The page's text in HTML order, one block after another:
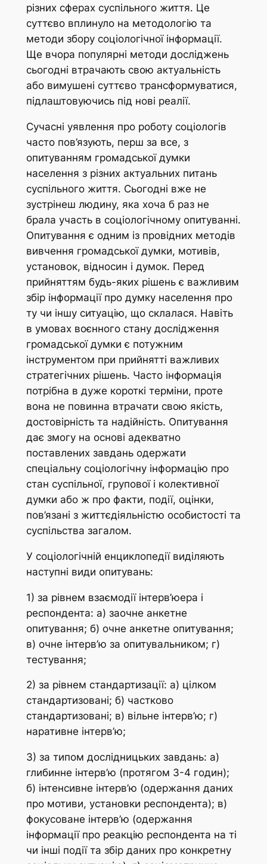
різних сферах суспільного життя. Це
суттєво вплинуло на методологію та
методи збору соціологічної інформації.
Ще вчора популярні методи досліджень
сьогодні втрачають свою актуальність
або вимушені суттєво трансформуватися,
підлаштовуючись під нові реалії.
Сучасні уявлення про роботу соціологів
часто пов’язують, перш за все, з
опитуванням громадської думки
населення з різних актуальних питань
суспільного життя. Сьогодні вже не
зустрінеш людину, яка хоча б раз не
брала участь в соціологічному опитуванні.
Опитування є одним із провідних методів
вивчення громадської думки, мотивів,
установок, відносин і думок. Перед
прийняттям будь-яких рішень є важливим
збір інформації про думку населення про
ту чи іншу ситуацію, що склалася. Навіть
в умовах воєнного стану дослідження
громадської думки є потужним
інструментом при прийнятті важливих
стратегічних рішень. Часто інформація
потрібна в дуже короткі терміни, проте
вона не повинна втрачати свою якість,
достовірність та надійність. Опитування
дає змогу на основі адекватно
поставлених завдань одержати
спеціальну соціологічну інформацію про
стан суспільної, групової і колективної
думки або ж про факти, події, оцінки,
пов’язані з життєдіяльністю особистості та
суспільства загалом.
У соціологічній енциклопедії виділяють
наступні види опитувань:
1) за рівнем взаємодії інтерв’юера і
респондента: а) заочне анкетне
опитування; б) очне анкетне опитування;
в) очне інтерв’ю за опитувальником; г)
тестування;
2) за рівнем стандартизації: а) цілком
стандартизовані; б) частково
стандартизовані; в) вільне інтерв’ю; г)
наративне інтерв’ю;
3) за типом дослідницьких завдань: а)
глибинне інтерв’ю (протягом 3-4 годин);
б) інтенсивне інтерв’ю (одержання даних
про мотиви, установки респондента); в)
фокусоване інтерв’ю (одержання
інформації про реакцію респондента на ті
чи інші події та збір даних про конкретну